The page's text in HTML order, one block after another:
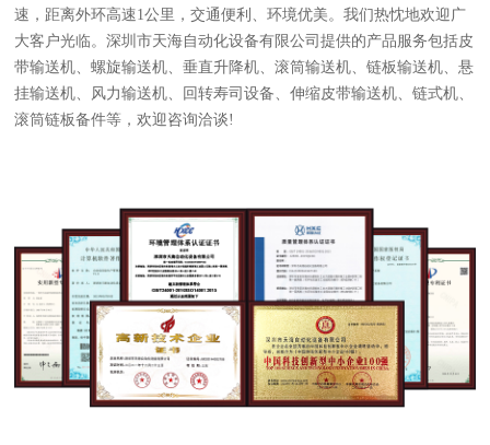
速，距离外环高速1公里，交通便利、环境优美。我们热忱地欢迎广
大客户光临。深圳市天海自动化设备有限公司提供的产品服务包括皮
带输送机、螺旋输送机、垂直升降机、滚筒输送机、链板输送机、悬
挂输送机、风力输送机、回转寿司设备、伸缩皮带输送机、链式机、
滚筒链板备件等，欢迎咨询洽谈!